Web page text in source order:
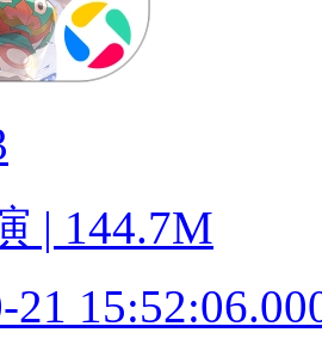
| 144.7M
21